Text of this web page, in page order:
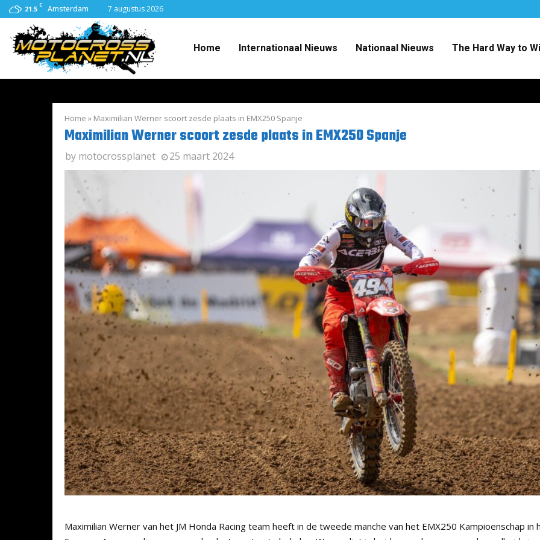
21.5 C Amsterdam 7 augustus 2026
Home Internationaal Nieuws Nationaal Nieuws The Hard Way to
Home » Maximilian Werner scoort zesde plaats in EMX250 Spanje
Maximilian Werner scoort zesde plaats in EMX250 Spanje
by motocrossplanet 25 maart 2024
Maximilian Werner van het JM Honda Racing team heeft in de tweede manche van het EMX250 Kampioenschap in